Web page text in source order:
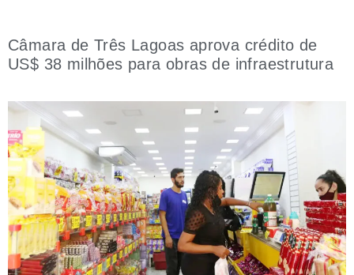
Câmara de Três Lagoas aprova crédito de
US$ 38 milhões para obras de infraestrutura